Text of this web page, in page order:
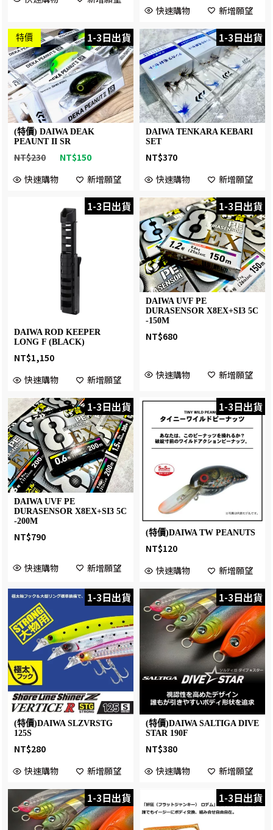
快速購物
新增願望
特價 1-3日出貨
(特價) DAIWA DEAK
PEAUNT II SR
NT$230 NT$150
快速購物
新增願望
1-3日出貨
DAIWA TENKARA KEBARI
SET
NT$370
快速購物
新增願望
1-3日出貨
DAIWA ROD KEEPER
LONG F (BLACK)
NT$1,150
快速購物
新增願望
1-3日出貨
DAIWA UVF PE
DURASENSOR X8EX+SI3 5C
-150M
NT$680
快速購物 新增願望
1-3日出貨
DAIWA UVF PE
DURASENSOR X8EX+SI3 5C
-200M
NT$790
快速購物 新增願望
1-3日出貨
(特價)DAIWA TW PEANUTS
NT$120
快速購物
新增願望
1-3日出貨
(特價)DAIWA SLZVRSTG
125S
NT$280
快速購物
新增願望
1-3日出貨
(特價)DAIWA SALTIGA DIVE
STAR 190F
NT$380
快速購物
新增願望
1-3日出貨 1-3日出貨